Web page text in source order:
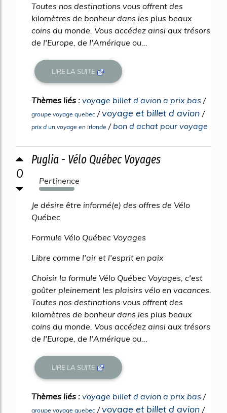
Toutes nos destinations vous offrent des
kilomètres de bonheur dans les plus beaux
coins du monde. Vous accédez ainsi aux trésors
de l'Europe, de l'Amérique ou...
LIRE LA SUITE
Thèmes liés : voyage billet d avion a prix bas /
groupe voyage quebec /voyage et billet d avion /
prix d un voyage en irlande / bon d achat pour voyage
0
Puglia - Vélo Québec Voyages
Pertinence
750%
Je désire être informé(e) des offres de Vélo
Québec
Formule Vélo Québec Voyages
Libre comme l'air et l'esprit en paix
Choisir la formule Vélo Québec Voyages, c'est
goûter pleinement les plaisirs vélo en vacances.
Toutes nos destinations vous offrent des
kilomètres de bonheur dans les plus beaux
coins du monde. Vous accédez ainsi aux trésors
de l'Europe, de l'Amérique ou...
LIRE LA SUITE
Thèmes liés : voyage billet d avion a prix bas /
groupe voyage quebec /voyage et billet d avion /